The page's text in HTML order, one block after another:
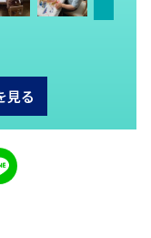
見る